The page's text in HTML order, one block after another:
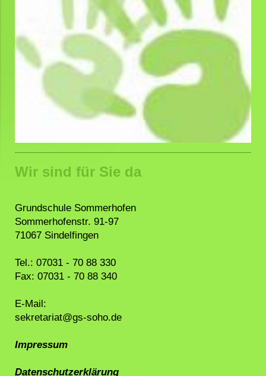
Wir sind für Sie da
Grundschule Sommerhofen
Sommerhofenstr. 91-97
71067 Sindelfingen
Tel.: 07031 - 70 88 330
Fax: 07031 - 70 88 340
E-Mail:
sekretariat@gs-soho.de
Impressum
Datenschutzerklärung